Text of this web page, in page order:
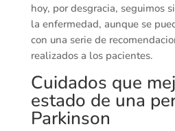
hoy, por desgracia, seguimos
la enfermedad, aunque se
con una serie de
realizados a los pacientes.
Cuidados que
estado de una
Parkinson